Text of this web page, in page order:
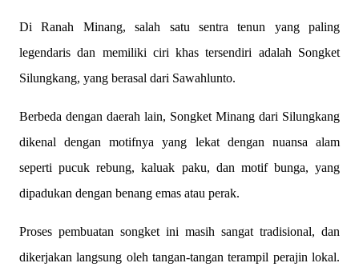
Di Ranah Minang, salah satu sentra tenun yang paling
legendaris dan memiliki ciri khas tersendiri adalah Songket
Silungkang, yang berasal dari Sawahlunto.
Berbeda dengan daerah lain, Songket Minang dari Silungkang
dikenal dengan motifnya yang lekat dengan nuansa alam
seperti pucuk rebung, kaluak paku, dan motif bunga, yang
dipadukan dengan benang emas atau perak.
Proses pembuatan songket ini masih sangat tradisional, dan
dikerjakan langsung oleh tangan-tangan terampil perajin lokal.